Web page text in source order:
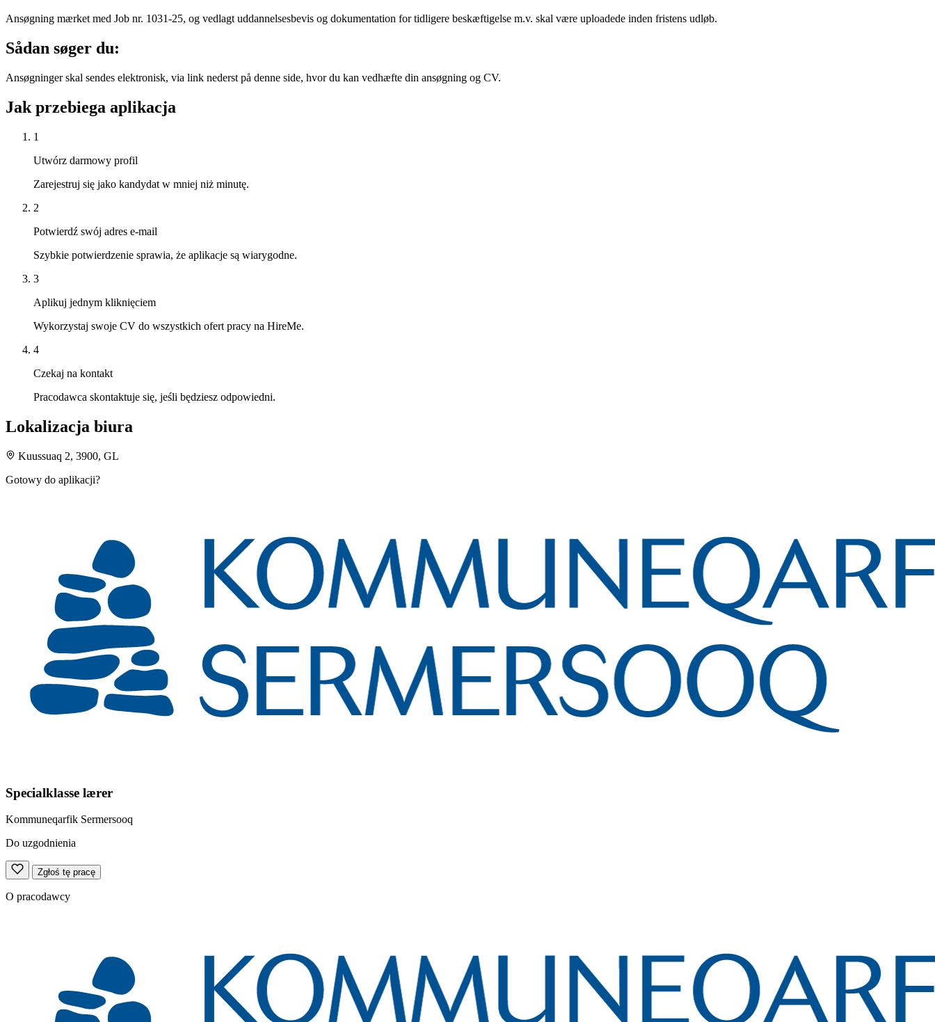
Ansøgning mærket med Job nr. 1031-25, og vedlagt uddannelsesbevis og dokumentation for tidligere beskæftigelse m.v. skal være uploadede inden fristens udløb.
Sådan søger du:
Ansøgninger skal sendes elektronisk, via link nederst på denne side, hvor du kan vedhæfte din ansøgning og CV.
Jak przebiega aplikacja
1
Utwórz darmowy profil
Zarejestruj się jako kandydat w mniej niż minutę.
2
Potwierdź swój adres e-mail
Szybkie potwierdzenie sprawia, że aplikacje są wiarygodne.
3
Aplikuj jednym kliknięciem
Wykorzystaj swoje CV do wszystkich ofert pracy na HireMe.
4
Czekaj na kontakt
Pracodawca skontaktuje się, jeśli będziesz odpowiedni.
Lokalizacja biura
Kuussuaq 2, 3900, GL
Gotowy do aplikacji?
Specialklasse lærer
Kommuneqarfik Sermersooq
Do uzgodnienia
Zgłoś tę pracę
O pracodawcy